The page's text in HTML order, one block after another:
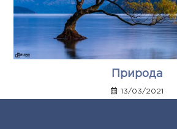
Природа
13/03/2021